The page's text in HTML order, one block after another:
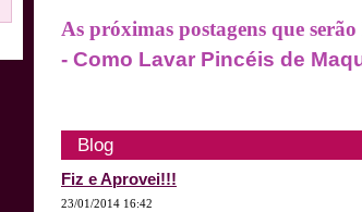
As próximas postagens que
- Como Lavar Pincéis de
Blog
Fiz e Aprovei!!!
23/01/2014 16:42